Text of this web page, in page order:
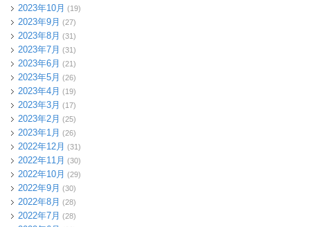
2023年10月 (19)
2023年9月 (27)
2023年8月 (31)
2023年7月 (31)
2023年6月 (21)
2023年5月 (26)
2023年4月 (19)
2023年3月 (17)
2023年2月 (25)
2023年1月 (26)
2022年12月 (31)
2022年11月 (30)
2022年10月 (29)
2022年9月 (30)
2022年8月 (28)
2022年7月 (28)